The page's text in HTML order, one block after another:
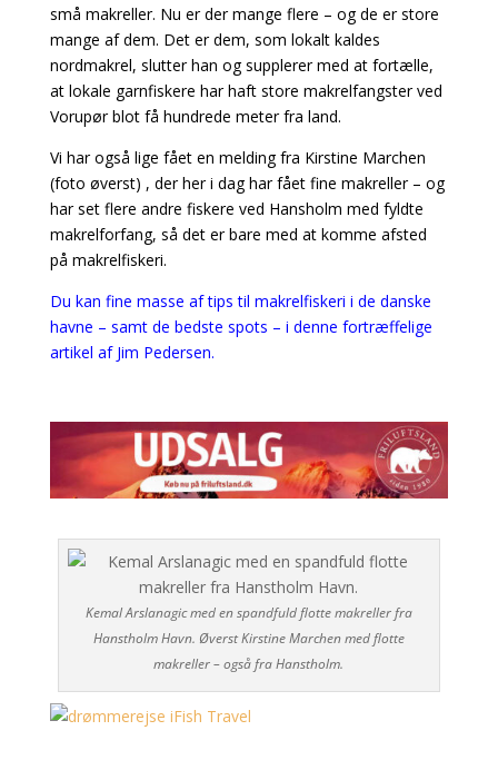
små makreller. Nu er der mange flere – og de er store
mange af dem. Det er dem, som lokalt kaldes
nordmakrel, slutter han og supplerer med at fortælle,
at lokale garnfiskere har haft store makrelfangster ved
Vorupør blot få hundrede meter fra land.
Vi har også lige fået en melding fra Kirstine Marchen
(foto øverst) , der her i dag har fået fine makreller – og
har set flere andre fiskere ved Hansholm med fyldte
makrelforfang, så det er bare med at komme afsted
på makrelfiskeri.
Du kan fine masse af tips til makrelfiskeri i de danske
havne – samt de bedste spots – i denne fortræffelige
artikel af Jim Pedersen.
Kemal Arslanagic med en spandfuld flotte makreller fra
Hanstholm Havn. Øverst Kirstine Marchen med flotte
makreller – også fra Hanstholm.